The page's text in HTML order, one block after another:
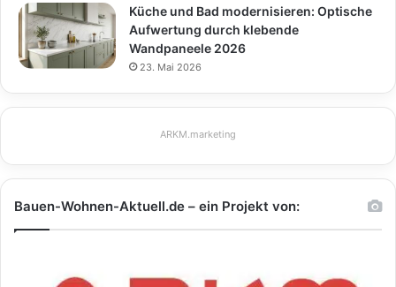
Küche und Bad modernisieren: Optische
Aufwertung durch klebende
Wandpaneele 2026
23. Mai 2026
ARKM.marketing
Bauen-Wohnen-Aktuell.de – ein Projekt von: